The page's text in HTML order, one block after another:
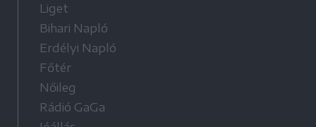
Liget
Bihari Napló
Erdélyi Napló
Főtér
Nőileg
Rádió GaGa